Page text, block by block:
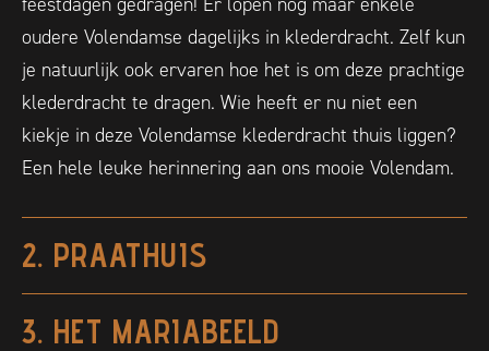
oudere Volendamse dagelijks in klederdracht. Zelf kun
je natuurlijk ook ervaren hoe het is om deze prachtige
klederdracht te dragen. Wie heeft er nu niet een
kiekje in deze Volendamse klederdracht thuis liggen?
Een hele leuke herinnering aan ons mooie Volendam.
2. PRAATHUIS
3. HET MARIABEELD